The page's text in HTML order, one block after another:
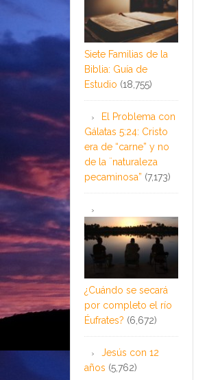
Siete Familias de la
Biblia: Guía de
Estudio (18,755)
El Problema con
Gálatas 5:24: Cristo
era de “carne” y no
de la ¨naturaleza
pecaminosa” (7,173)
¿Cuándo se secará
por completo el río
Éufrates? (6,672)
Jesús con 12
años (5,762)